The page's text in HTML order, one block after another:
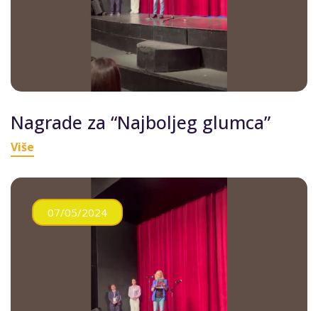
Nagrade za “Najboljeg glumca”
Više
07/05/2024